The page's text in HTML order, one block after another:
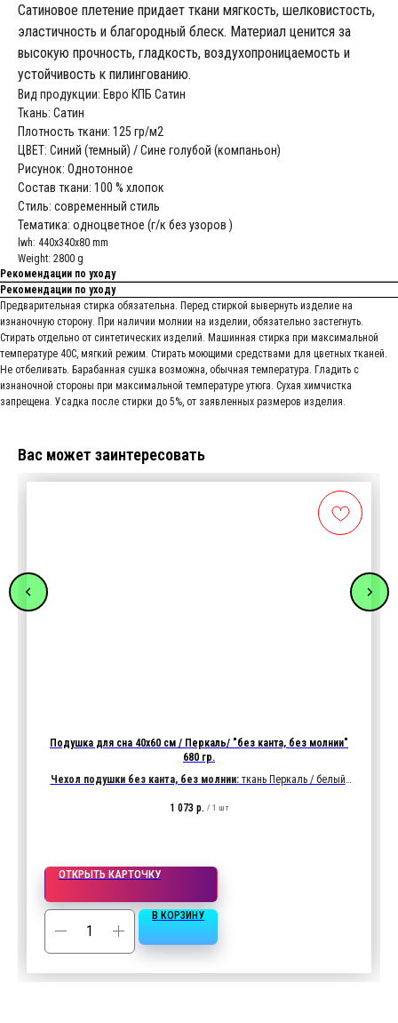
Сатиновое плетение придает ткани мягкость, шелковистость,
эластичность и благородный блеск. Материал ценится за
высокую прочность, гладкость, воздухопроницаемость и
устойчивость к пилингованию.
Вид продукции: Евро КПБ Сатин
Ткань: Сатин
Плотность ткани: 125 гр/м2
ЦВЕТ: Синий (темный) / Сине голубой (компаньон)
Рисунок: Однотонное
Состав ткани: 100 % хлопок
Стиль: современный стиль
Тематика: одноцветное (г/к без узоров )
lwh: 440x340x80 mm
Weight: 2800 g
Рекомендации по уходу
Рекомендации по уходу
Предварительная стирка обязательна. Перед стиркой вывернуть изделие на
изнаночную сторону. При наличии молнии на изделии, обязательно застегнуть.
Стирать отдельно от синтетических изделий. Машинная стирка при максимальной
температуре 40С, мягкий режим. Стирать моющими средствами для цветных тканей.
Не отбеливать. Барабанная сушка возможна, обычная температура. Гладить с
изнаночной стороны при максимальной температуре утюга. Сухая химчистка
запрещена. Усадка после стирки до 5%, от заявленных размеров изделия.
Вас может заинтересовать
Подушка для сна 40х60 см / Перкаль/ "без канта, без молнии"
680 гр.
Чехол подушки без канта, без молнии:ткань Перкаль / белый
Наполнитель подушки:680 гр. "Лебяжий пух" (иск)
1 073 р. / 1 шт
ОТКРЫТЬ КАРТОЧКУ
В КОРЗИНУ